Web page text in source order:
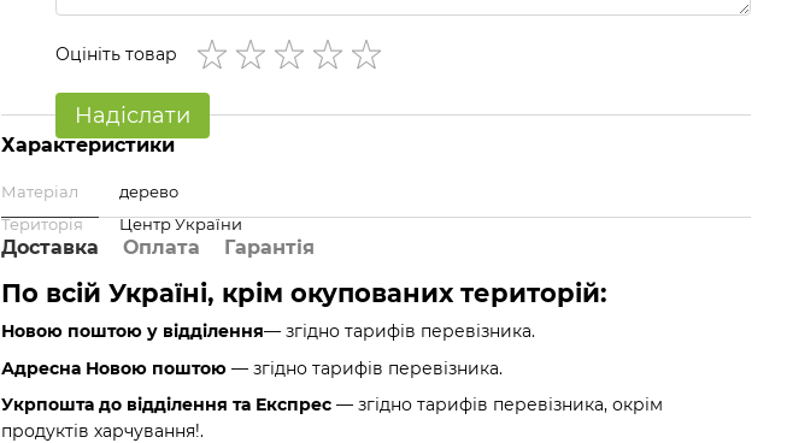
Оцініть товар
Надіслати
Характеристики
Матеріал
дерево
Територія
Центр України
Доставка Оплата Гарантія
По всій Україні, крім окупованих територій:
Новою поштою у відділення— згідно тарифів перевізника.
Адресна Новою поштою — згідно тарифів перевізника.
Укрпошта до відділення та Експрес — згідно тарифів перевізника, окрім
продуктів харчування!.